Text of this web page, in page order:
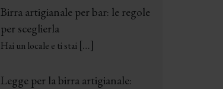
Birra artigianale per bar: le regole
per sceglierla
Hai un locale e ti stai […]
Legge per la birra artigianale: